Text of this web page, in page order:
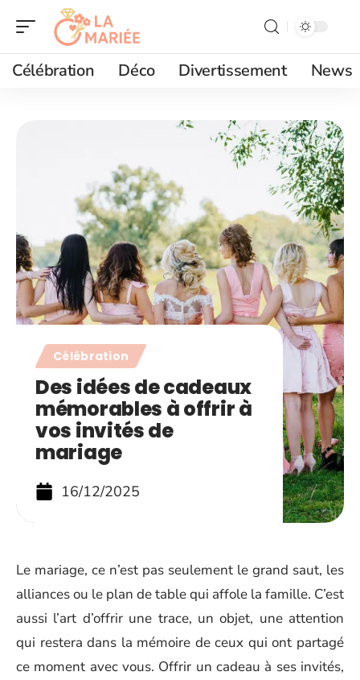
Célébration Déco Divertissement News
Célébration
Des idées de cadeaux
mémorables à offrir à
vos invités de
mariage
16/12/2025
Le mariage, ce n’est pas seulement le grand saut, les
alliances ou le plan de table qui affole la famille. C’est
aussi l’art d’offrir une trace, un objet, une attention
qui restera dans la mémoire de ceux qui ont partagé
ce moment avec vous. Offrir un cadeau à ses invités,